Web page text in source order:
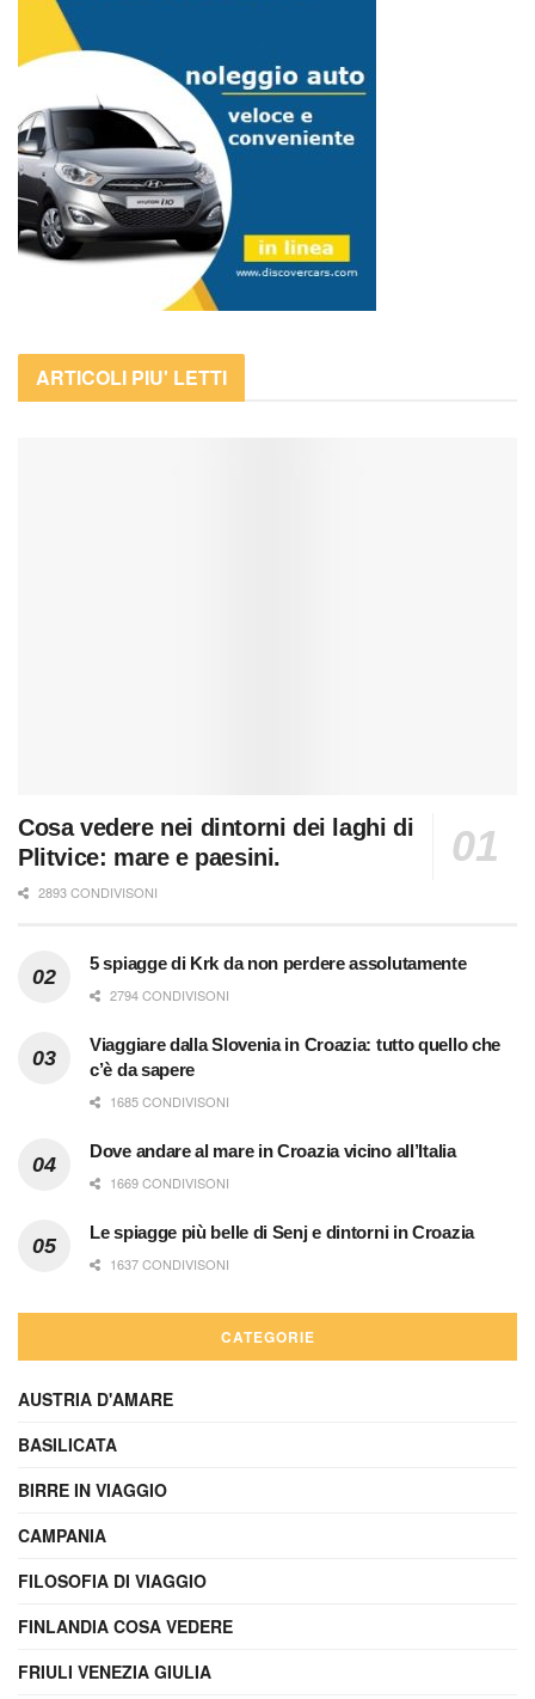
ARTICOLI PIU' LETTI
Cosa vedere nei dintorni dei laghi di
Plitvice: mare e paesini.
2893 CONDIVISONI
5 spiagge di Krk da non perdere assolutamente
2794 CONDIVISONI
Viaggiare dalla Slovenia in Croazia: tutto quello che
c’è da sapere
1685 CONDIVISONI
Dove andare al mare in Croazia vicino all’Italia
1669 CONDIVISONI
Le spiagge più belle di Senj e dintorni in Croazia
1637 CONDIVISONI
CATEGORIE
AUSTRIA D'AMARE
BASILICATA
BIRRE IN VIAGGIO
CAMPANIA
FILOSOFIA DI VIAGGIO
FINLANDIA COSA VEDERE
FRIULI VENEZIA GIULIA